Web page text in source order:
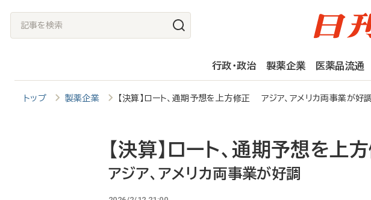
記
事
検
行政・政治 製薬企業 医薬品流通
トップ 製薬企業 【決算】ロート、通期予想を上方修正 アジア、アメリカ両事業が好調
【決算】ロート、通期予想を上
アジア、アメリカ両事業が好調